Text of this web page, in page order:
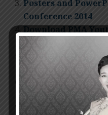
Posters and
Conference 2014
Download PMA
Form 2015
The result of the
Youth Program
คำกล่าว ศ.นพ.วิจารณ์
ตัดสินผู้ได้รับพระราชท
คำกล่าว ศ.นพ.สุพัฒน์